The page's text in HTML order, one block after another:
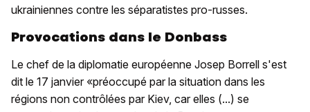
ukrainiennes contre les séparatistes pro-russes.
Provocations dans le Donbass
Le chef de la diplomatie européenne Josep Borrell s'est
dit le 17 janvier «préoccupé par la situation dans les
régions non contrôlées par Kiev, car elles (...) se